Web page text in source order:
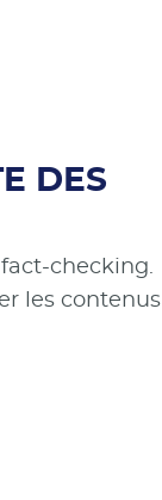
DES
checking.
les contenus